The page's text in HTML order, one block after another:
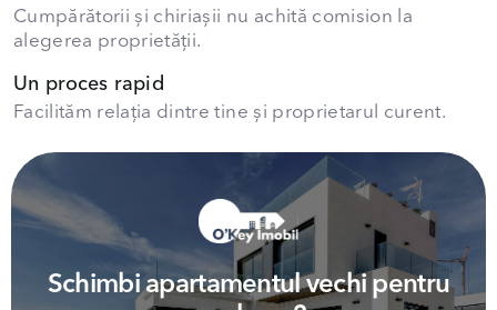
Cumpărătorii și chiriașii nu achită comision la
alegerea proprietății.
Un proces rapid
Facilităm relația dintre tine și proprietarul curent.
Schimbi apartamentul vechi pentru